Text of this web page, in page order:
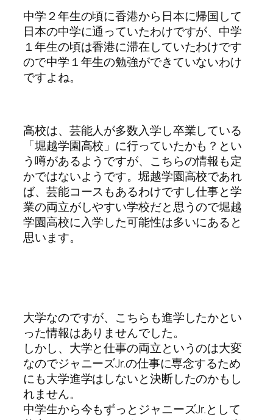
中学２年生の頃に香港から日本に帰国して
日本の中学に通っていたわけですが、中学
１年生の頃は香港に滞在していたわけです
ので中学１年生の勉強ができていないわけ
ですよね。
高校は、芸能人が多数入学し卒業している
「堀越学園高校」に行っていたかも？とい
う噂があるようですが、こちらの情報も定
かではないようです。堀越学園高校であれ
ば、芸能コースもあるわけですし仕事と学
業の両立がしやすい学校だと思うので堀越
学園高校に入学した可能性は多いにあると
思います。
大学なのですが、こちらも進学したかとい
った情報はありませんでした。
しかし、大学と仕事の両立というのは大変
なのでジャニーズJr.の仕事に専念するため
にも大学進学はしないと決断したのかもし
れません。
中学生から今もずっとジャニーズJr.として